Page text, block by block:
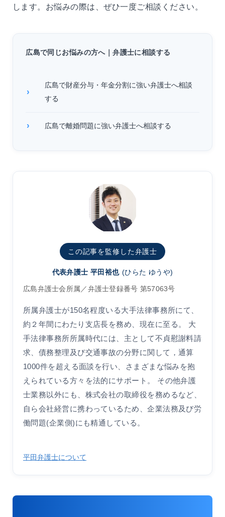
します。お悩みの際は、ぜひ一度ご相談ください。
広島で同じお悩みの方へ｜弁護士に相談する
広島で財産分与・年金分割に強い弁護士へ相談
する
広島で離婚問題に強い弁護士へ相談する
この記事を監修した弁護士
代表弁護士 平田裕也 (ひらた ゆうや)
広島弁護士会所属／弁護士登録番号 第57063号
所属弁護士が150名程度いる大手法律事務所にて、
約２年間にわたり支店長を務め、現在に至る。 大
手法律事務所所属時代には、主として不貞慰謝料請
求、債務整理及び交通事故の分野に関して，通算
1000件を超える面談を行い、さまざまな悩みを抱
えられている方々を法的にサポート。 その他弁護
士業務以外にも、株式会社の取締役を務めるなど、
自ら会社経営に携わっているため、企業法務及び労
働問題(企業側)にも精通している。
平田弁護士について